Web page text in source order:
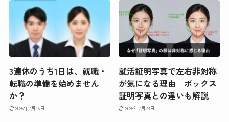
3連休のうち1日は、就職・
転職の準備を始めません
か？
2026年7月16日
就活証明写真で左右非対称
が気になる理由｜ボックス
証明写真との違いも解説
2026年7月23日